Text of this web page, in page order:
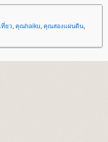
ยว, คุณhaiku, คุณสองแผ่นดิน,